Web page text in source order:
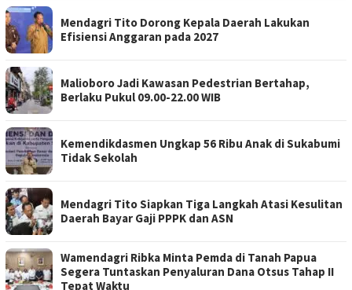
Mendagri Tito Dorong Kepala Daerah Lakukan
Efisiensi Anggaran pada 2027
Malioboro Jadi Kawasan Pedestrian Bertahap,
Berlaku Pukul 09.00-22.00 WIB
Kemendikdasmen Ungkap 56 Ribu Anak di Sukabumi
Tidak Sekolah
Mendagri Tito Siapkan Tiga Langkah Atasi Kesulitan
Daerah Bayar Gaji PPPK dan ASN
Wamendagri Ribka Minta Pemda di Tanah Papua
Segera Tuntaskan Penyaluran Dana Otsus Tahap II
Tepat Waktu